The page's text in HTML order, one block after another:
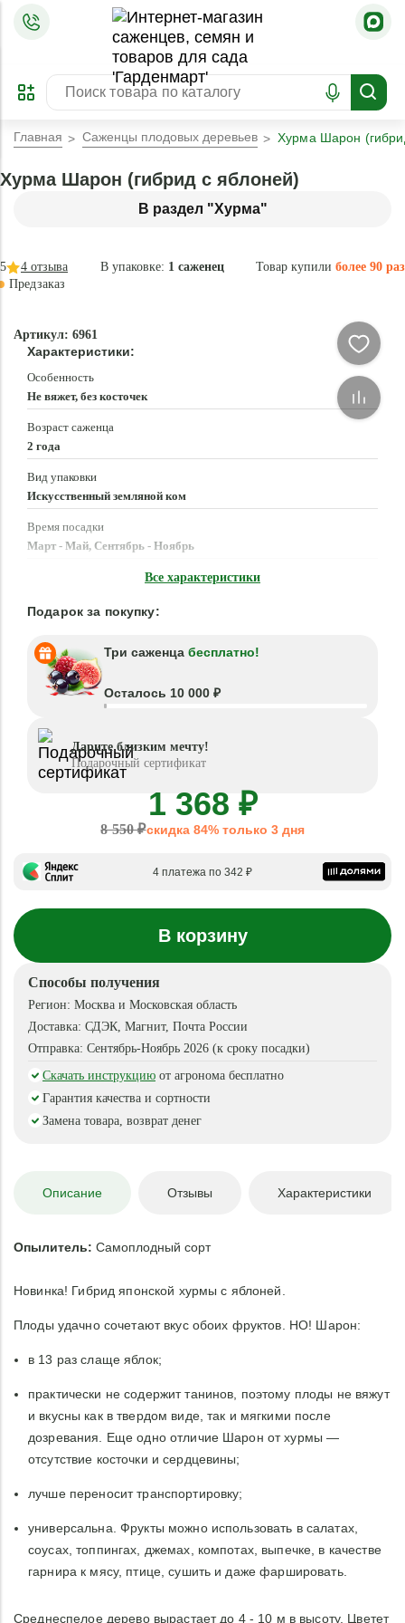
ПРЕДЗАКАЗ
ЗАБРОНИРОВАТЬ
ЛУЧШЕЕ
Главная Саженцы плодовых деревьев Хурма Шарон
В раздел "Хурма"
Хурма Шарон (гибрид с яблоней)
В упаковке: 1 саженец Товар купили более 90 раз
5 4 отзыва
Предзаказ
Артикул: 6961
Характеристики:
Особенность
Не вяжет, без косточек
Возраст саженца
2 года
Вид упаковки
Искусственный земляной ком
Время посадки
Март - Май, Сентябрь - Ноябрь
Все характеристики
Подарок за покупку:
Три саженца бесплатно!
Осталось 10 000 ₽
Дарите близким мечту!
Подарочный сертификат
1 368 ₽
8 550 ₽скидка 84% только 3 дня
4 платежа по 342 ₽
В корзину
Способы получения
Регион: Москва и Московская область
Доставка: СДЭК, Магнит, Почта России
Отправка: Сентябрь-Ноябрь 2026 (к сроку посадки)
Скачать инструкцию от агронома бесплатно
Гарантия качества и сортности
Замена товара, возврат денег
Описание Отзывы Характеристики
Опылитель: Самоплодный сорт
Новинка! Гибрид японской хурмы с яблоней.
Плоды удачно сочетают вкус обоих фруктов. НО! Шарон:
в 13 раз слаще яблок;
практически не содержит танинов, поэтому плоды не вяжут
и вкусны как в твердом виде, так и мягкими после
дозревания. Еще одно отличие Шарон от хурмы —
отсутствие косточки и сердцевины;
лучше переносит транспортировку;
универсальна. Фрукты можно использовать в салатах,
соусах, топпингах, джемах, компотах, выпечке, в качестве
гарнира к мясу, птице, сушить и даже фаршировать.
Среднеспелое дерево вырастает до 4 - 10 м в высоту. Цветет